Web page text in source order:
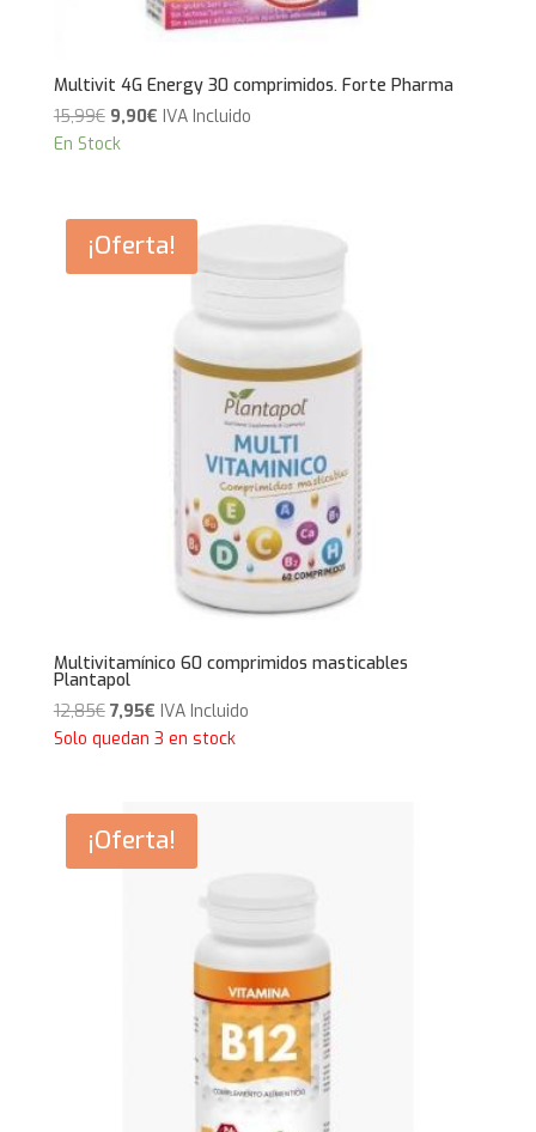
Multivit 4G Energy 30 comprimidos. Forte Pharma
15,99€ El
precio
15,99€.
9,90€El
9,90€.
IVA Incluido
En Stock
¡Oferta!
Multivitamínico 60 comprimidos masticables
Plantapol
12,85€ El
precio
12,85€.
7,95€El
precio
7,95€.
IVA Incluido
Solo quedan 3 en stock
¡Oferta!